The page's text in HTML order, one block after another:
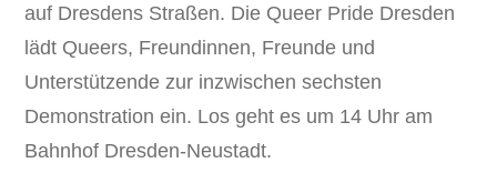
auf Dresdens Straßen. Die Queer Pride Dresden
lädt Queers, Freundinnen, Freunde und
Unterstützende zur inzwischen sechsten
Demonstration ein. Los geht es um 14 Uhr am
Bahnhof Dresden-Neustadt.